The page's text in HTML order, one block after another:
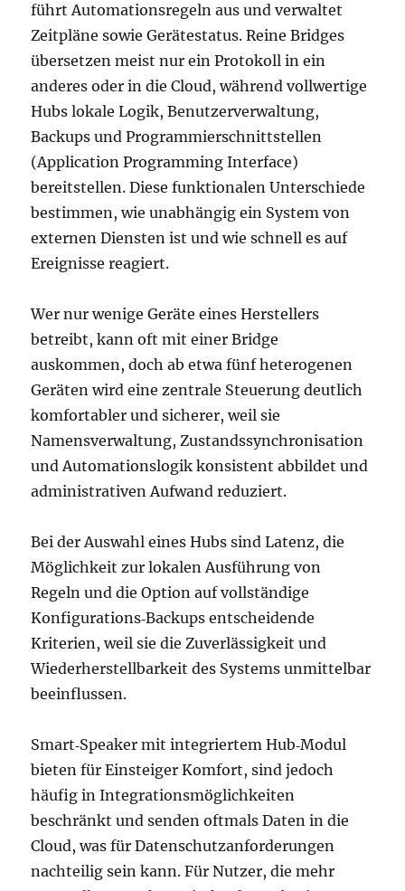
führt Automationsregeln aus und verwaltet
Zeitpläne sowie Gerätestatus. Reine Bridges
übersetzen meist nur ein Protokoll in ein
anderes oder in die Cloud, während vollwertige
Hubs lokale Logik, Benutzerverwaltung,
Backups und Programmierschnittstellen
(Application Programming Interface)
bereitstellen. Diese funktionalen Unterschiede
bestimmen, wie unabhängig ein System von
externen Diensten ist und wie schnell es auf
Ereignisse reagiert.
Wer nur wenige Geräte eines Herstellers
betreibt, kann oft mit einer Bridge
auskommen, doch ab etwa fünf heterogenen
Geräten wird eine zentrale Steuerung deutlich
komfortabler und sicherer, weil sie
Namensverwaltung, Zustandssynchronisation
und Automationslogik konsistent abbildet und
administrativen Aufwand reduziert.
Bei der Auswahl eines Hubs sind Latenz, die
Möglichkeit zur lokalen Ausführung von
Regeln und die Option auf vollständige
Konfigurations‑Backups entscheidende
Kriterien, weil sie die Zuverlässigkeit und
Wiederherstellbarkeit des Systems unmittelbar
beeinflussen.
Smart‑Speaker mit integriertem Hub‑Modul
bieten für Einsteiger Komfort, sind jedoch
häufig in Integrationsmöglichkeiten
beschränkt und senden oftmals Daten in die
Cloud, was für Datenschutzanforderungen
nachteilig sein kann. Für Nutzer, die mehr